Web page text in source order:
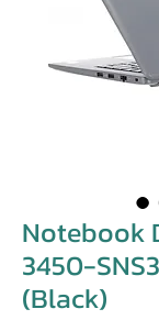
Notebook
3450-
(Black)